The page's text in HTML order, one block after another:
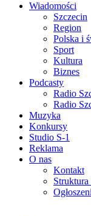
Wiadomości
Szczecin
Region
Polska i
Sport
Kultura
Biznes
Podcasty
Radio
Radio
Muzyka
Konkursy
Studio S-1
Reklama
O nas
Kontakt
Struktura